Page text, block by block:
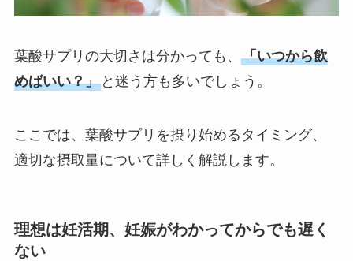
葉酸サプリの大切さは分かっても、 「いつから飲
めばいい？」と迷う方も多いでしょう。
ここでは、葉酸サプリを摂り始めるタイミング、
適切な摂取量について詳しく解説します。
理想は妊活期、妊娠がわかってからでも遅く
ない